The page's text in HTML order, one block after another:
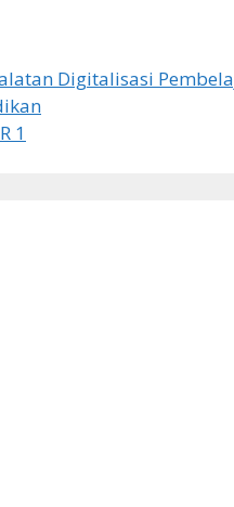
Digitalisasi
1